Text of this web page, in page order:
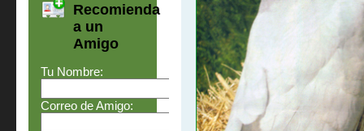
Recomienda
a un
Amigo
Tu Nombre:
Correo de Amigo: